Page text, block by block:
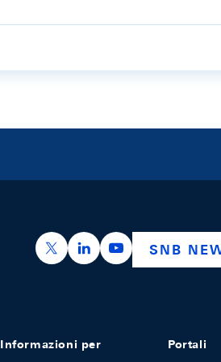
https://x.com/snb_bns
https://https://
SNB
Informazioni per Portali